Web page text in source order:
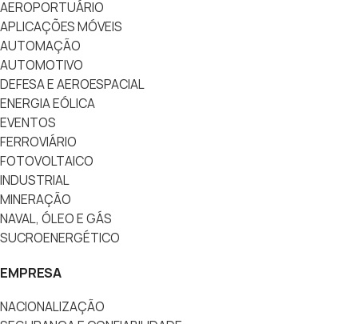
AEROPORTUÁRIO
APLICAÇÕES MÓVEIS
AUTOMAÇÃO
AUTOMOTIVO
DEFESA E AEROESPACIAL
ENERGIA EÓLICA
EVENTOS
FERROVIÁRIO
FOTOVOLTAICO
INDUSTRIAL
MINERAÇÃO
NAVAL, ÓLEO E GÁS
SUCROENERGÉTICO
EMPRESA
NACIONALIZAÇÃO